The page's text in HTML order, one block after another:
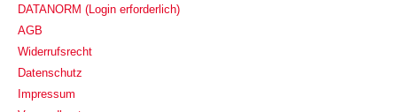
DATANORM (Login erforderlich)
AGB
Widerrufsrecht
Datenschutz
Impressum